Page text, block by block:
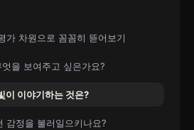
가 차원으로 꼼꼼히 뜯어보기
을 보여주고 싶은가요?
이야기하는 것은?
감정을 불러일으키나요?